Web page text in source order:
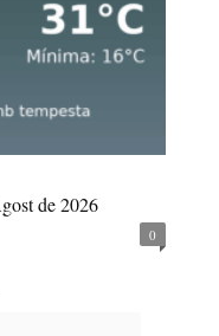
de 2026
0